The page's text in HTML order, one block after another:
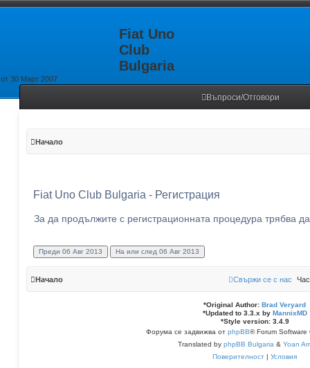
Fiat Uno
Club
Bulgaria
от 30 Март 2007
Въпроси/Отговори
Начало
Fiat Uno Club Bulgaria - Регистрация
За да продължите с регистрационната процедура трябва
Начало Свържи се с нас
*Original Author: Brad Veryard
*Updated to 3.3.x by MannixMD
*Style version: 3.4.9
Форума се задвижва от phpBB® Forum Software
Translated by phpBB Bulgaria& Yoan
Поверителност
Условия